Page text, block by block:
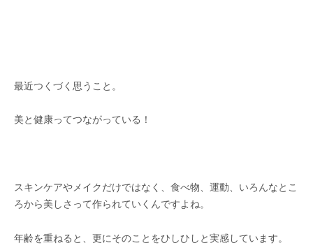
最近つくづく思うこと。
美と健康ってつながっている！
スキンケアやメイクだけではなく、食べ物、運動、いろんなとこ
ろから美しさって作られていくんですよね。
年齢を重ねると、更にそのことをひしひしと実感しています。